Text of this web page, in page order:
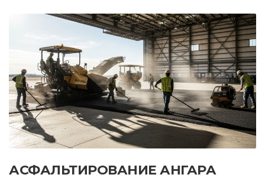
АСФАЛЬТИРОВАНИЕ АНГАРА